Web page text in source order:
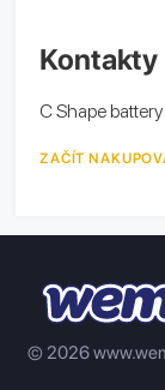
Kontakty
C Shape
ZAČÍT
© 2026